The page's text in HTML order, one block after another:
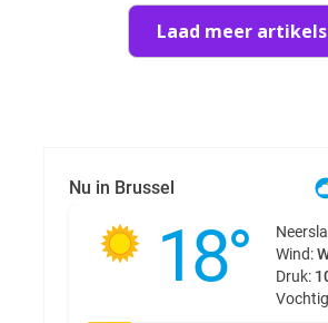
Laad meer artikels